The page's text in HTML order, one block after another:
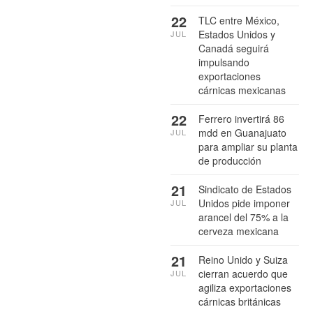
TLC entre México,
Estados Unidos y
Canadá seguirá
impulsando
exportaciones
cárnicas mexicanas
22
JUL
Ferrero invertirá 86
mdd en Guanajuato
para ampliar su planta
de producción
22
JUL
Sindicato de Estados
Unidos pide imponer
arancel del 75% a la
cerveza mexicana
21
JUL
Reino Unido y Suiza
cierran acuerdo que
agiliza exportaciones
cárnicas británicas
21
JUL